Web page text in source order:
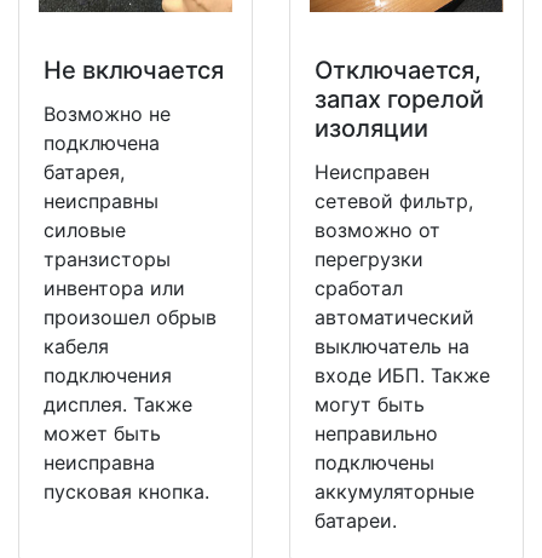
Не включается
Возможно не
подключена
батарея,
неисправны
силовые
транзисторы
инвентора или
произошел обрыв
кабеля
подключения
дисплея. Также
может быть
неисправна
пусковая кнопка.
Отключается,
запах горелой
изоляции
Неисправен
сетевой фильтр,
возможно от
перегрузки
сработал
автоматический
выключатель на
входе ИБП. Также
могут быть
неправильно
подключены
аккумуляторные
батареи.